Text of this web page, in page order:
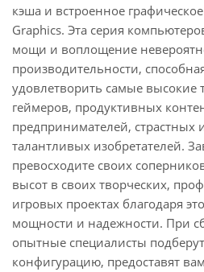
кэша и встроенное
Graphics. Эта серия
мощи и воплощение
производительности,
удовлетворить самые
геймеров, продуктивных
предпринимателей, страстных
талантливых изобретателей.
превосходите своих
высот в своих творческих,
игровых проектах благодаря
мощности и надежности. При
опытные специалисты
конфигурацию, предоставят